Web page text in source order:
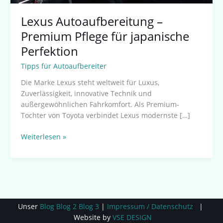
Lexus Autoaufbereitung –
Premium Pflege für japanische
Perfektion
Tipps für Autoaufbereiter
Die Marke Lexus steht weltweit für Luxus,
Zuverlässigkeit, innovative Technik und
außergewöhnlichen Fahrkomfort. Als Premium-
Tochter von Toyota verbindet Lexus modernste […]
Weiterlesen »
Unser Blog Blog 2 Blog 3 | Impressum / Datenschutz |
Website by VSE DESIGN